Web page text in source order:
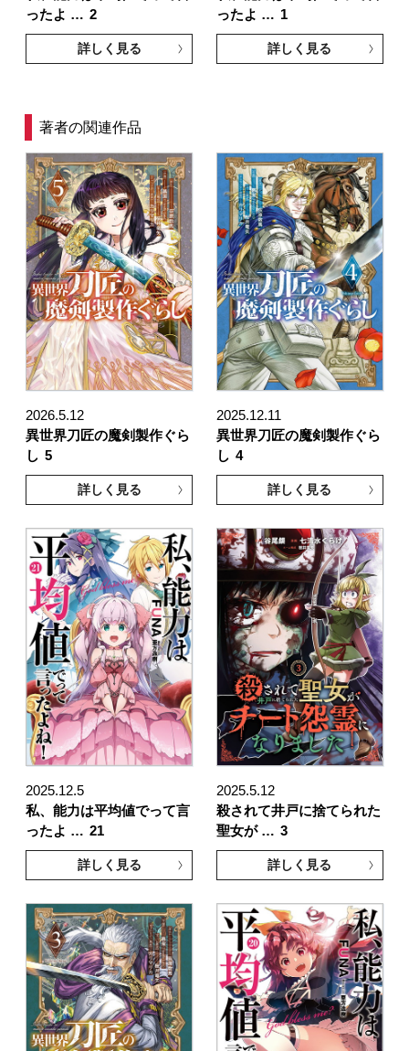
ったよ … 2
詳しく見る
ったよ … 1
詳しく見る
著者の関連作品
2026.5.12
異世界刀匠の魔剣製作ぐら
し 5
詳しく見る
2025.12.11
異世界刀匠の魔剣製作ぐら
し 4
詳しく見る
2025.12.5
私、能力は平均値でって言
ったよ … 21
詳しく見る
2025.5.12
殺されて井戸に捨てられた
聖女が … 3
詳しく見る